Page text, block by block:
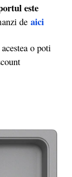
este
de aici
o poti